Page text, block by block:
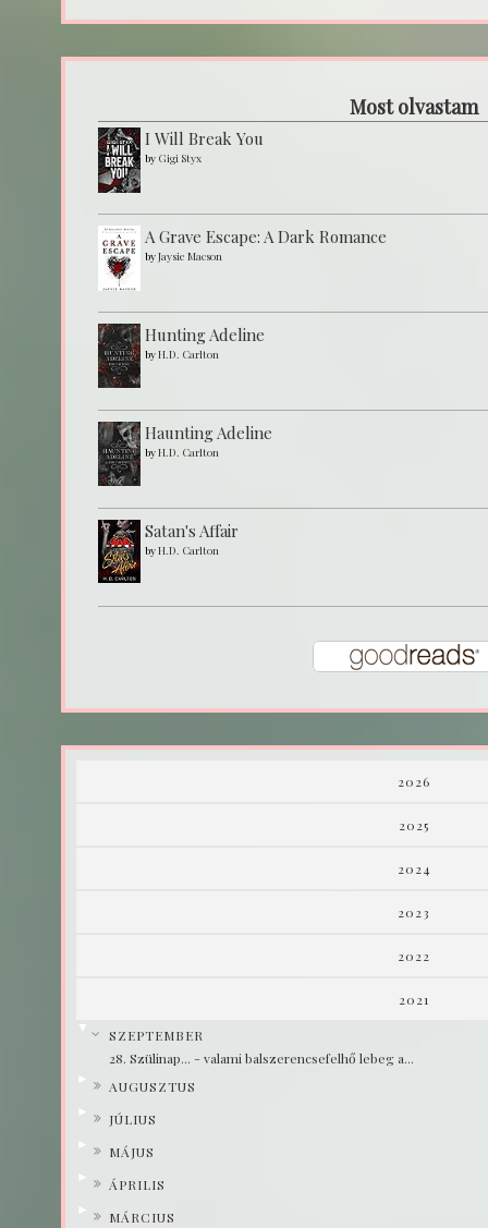
Most olvastam
I Will Break You
by Gigi Styx
A Grave Escape: A Dark Romance
byJaysie Macson
Hunting Adeline
byH.D. Carlton
Haunting Adeline
byH.D. Carlton
Satan's Affair
byH.D. Carlton
2026
2025
2024
2023
2022
2021
▼
SZEPTEMBER
28. Szülinap... - valami balszerencsefelhő lebeg a...
► AUGUSZTUS
► JÚLIUS
► MÁJUS
► ÁPRILIS
► MÁRCIUS